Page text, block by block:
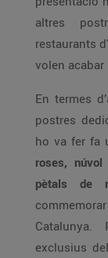
altres
restaurants
volen
En termes
postres
ho va fer fa
roses,
pètals de
exclusius